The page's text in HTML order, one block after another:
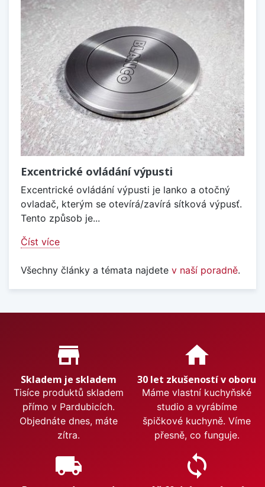
Excentrické ovládání výpusti
Excentrické ovládání výpusti je lanko a otočný
ovladač, kterým se otevírá/zavírá sítková výpusť.
Tento způsob je...
Číst více
Všechny články a témata najdete v naší poradně.
Proč nakupovat u nás?
store_mall_directory
Skladem je skladem
Tisíce produktů skladem
přímo v Pardubicích.
Objednáte dnes, máte
zítra.
home
30 let zkušeností v oboru
Máme vlastní kuchyňské
studio a vyrábíme
špičkové kuchyně. Víme
přesně, co funguje.
local_shipping sync